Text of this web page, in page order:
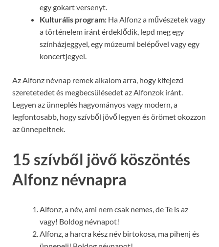
egy gokart versenyt.
Kulturális program: Ha Alfonz a művészetek vagy
a történelem iránt érdeklődik, lepd meg egy
színházjeggyel, egy múzeumi belépővel vagy egy
koncertjegyel.
Az Alfonz névnap remek alkalom arra, hogy kifejezd
szeretetedet és megbecsülésedet az Alfonzok iránt.
Legyen az ünneplés hagyományos vagy modern, a
legfontosabb, hogy szívből jövő legyen és örömet okozzon
az ünnepeltnek.
15 szívből jövő köszöntés
Alfonz névnapra
Alfonz, a név, ami nem csak nemes, de Te is az
vagy! Boldog névnapot!
Alfonz, a harcra kész név birtokosa, ma pihenj és